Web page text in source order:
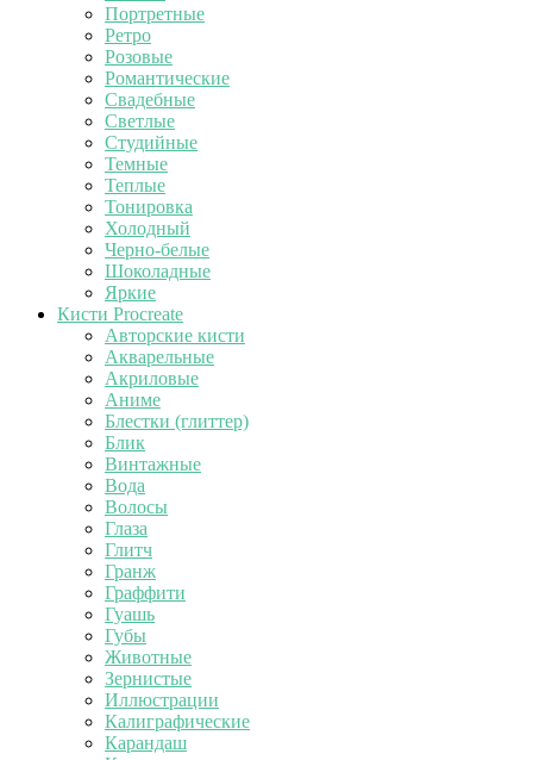
Портретные
Ретро
Розовые
Романтические
Свадебные
Светлые
Студийные
Темные
Теплые
Тонировка
Холодный
Черно-белые
Шоколадные
Яркие
Кисти Procreate
Авторские кисти
Акварельные
Акриловые
Аниме
Блестки (глиттер)
Блик
Винтажные
Вода
Волосы
Глаза
Глитч
Гранж
Граффити
Гуашь
Губы
Животные
Зернистые
Иллюстрации
Калиграфические
Карандаш